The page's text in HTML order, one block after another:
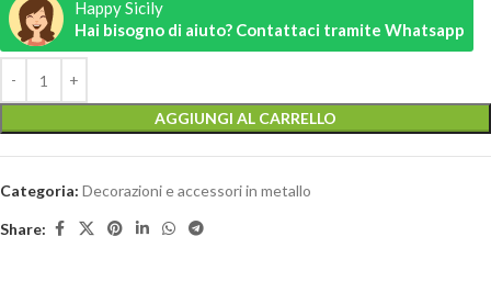
Happy Sicily
Hai bisogno di aiuto? Contattaci tramite Whatsapp
AGGIUNGI AL CARRELLO
Categoria: Decorazioni e accessori in metallo
Share: